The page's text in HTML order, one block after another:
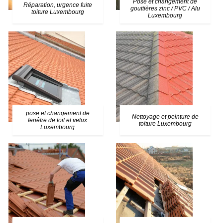
Réparation, urgence fuite
toiture Luxembourg
Pose et changement de
gouttières zinc / PVC / Alu
Luxembourg
pose et changement de
fenêtre de toit et velux
Luxembourg
Nettoyage et peinture de
toiture Luxembourg